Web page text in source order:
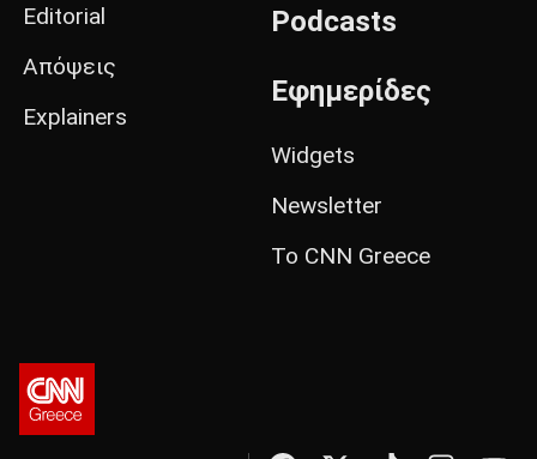
Editorial
Απόψεις
Explainers
Podcasts
Εφημερίδες
Widgets
Newsletter
Το CNN Greece